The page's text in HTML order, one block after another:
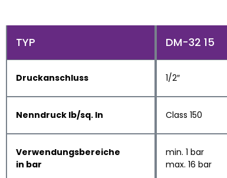
TYP DM-32 15
Druckanschluss 1/2″
Nenndruck lb/sq. In Class 150
Verwendungsbereiche
in bar
min. 1 bar
max. 16 bar